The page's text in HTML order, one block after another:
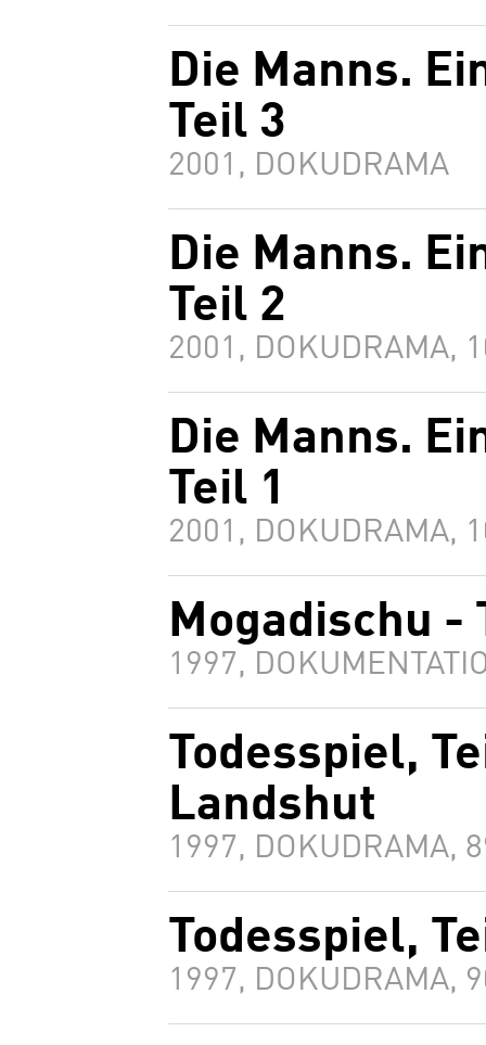
Die Manns.
Teil 3
2001, DOKUDRAMA
Die Manns.
Teil 2
2001, DOKUDRAMA,
Die Manns.
Teil 1
2001, DOKUDRAMA,
Mogadischu -
1997,
Todesspiel,
Landshut
1997, DOKUDRAMA,
Todesspiel,
1997, DOKUDRAMA,